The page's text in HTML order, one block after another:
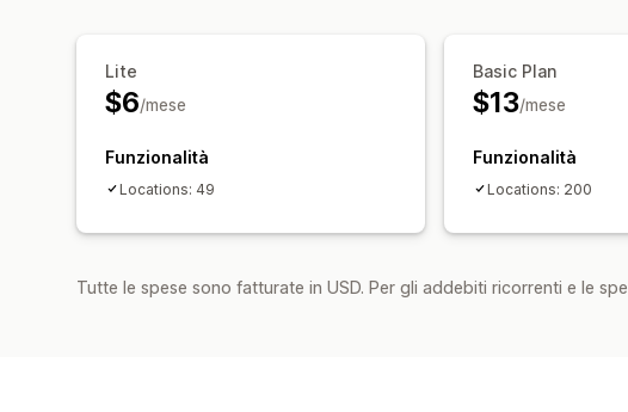
Lite
$6/mese
Funzionalità
Locations: 49
Basic Plan
$13/mese
Funzionalità
Locations: 200
Tutte le spese sono fatturate in USD. Per gli addebiti ricorrenti e le